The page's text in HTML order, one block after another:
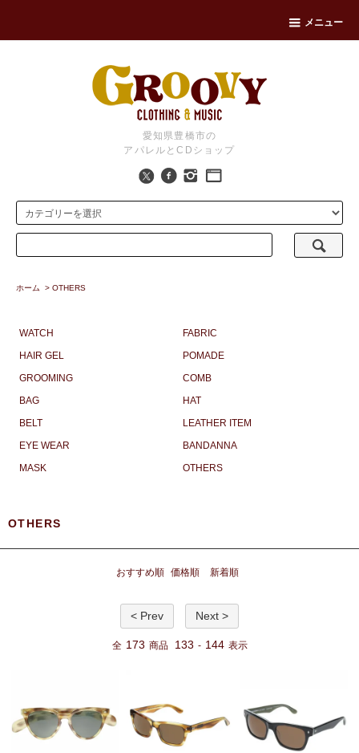
メニュー
愛知県豊橋市の
アパレルとCDショップ
ホーム > OTHERS
WATCH
FABRIC
HAIR GEL
POMADE
GROOMING
COMB
BAG
HAT
BELT
LEATHER ITEM
EYE WEAR
BANDANNA
MASK
OTHERS
OTHERS
おすすめ順 価格順 新着順
< Prev Next >
全 173 商品 133 - 144 表示